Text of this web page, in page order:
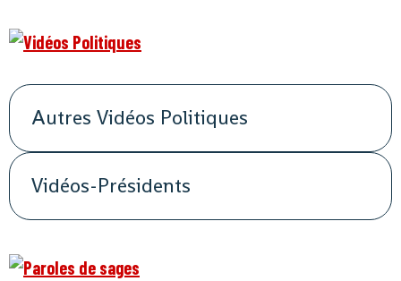
Autres Vidéos Politiques
Vidéos-Présidents